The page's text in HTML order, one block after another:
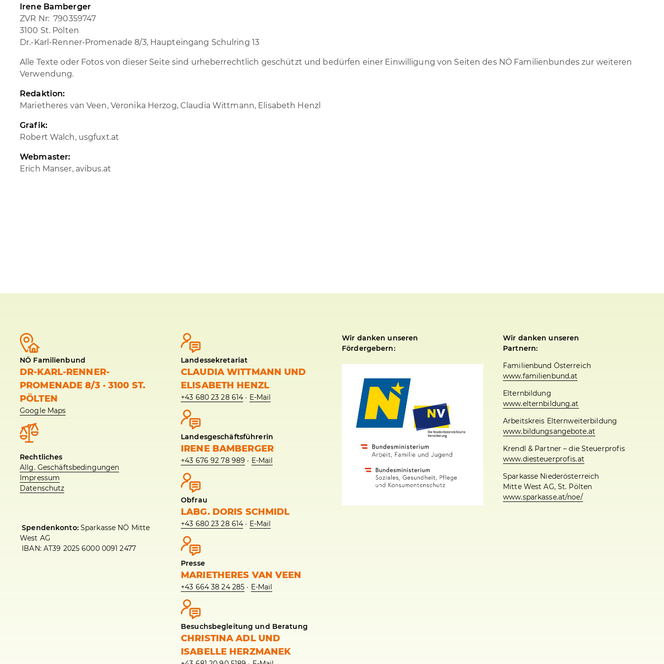
Irene Bamberger
ZVR Nr: 790359747
3100 St. Pölten
Dr.-Karl-Renner-Promenade 8/3, Haupteingang Schulring 13
Alle Texte oder Fotos von dieser Seite sind urheberrechtlich geschützt und bedürfen einer Einwilligung von Seiten des NÖ Familienbundes zur weiteren
Verwendung.
Redaktion:
Marietheres van Veen, Veronika Herzog, Claudia Wittmann, Elisabeth Henzl
Grafik:
Robert Walch, usgfuxt.at
Webmaster:
Erich Manser, avibus.at
NÖ Familienbund
DR-KARL-RENNER-
PROMENADE 8/3 · 3100 ST.
PÖLTEN
Google Maps
Rechtliches
Allg. Geschäftsbedingungen
Impressum
Datenschutz
Spendenkonto: Sparkasse NÖ Mitte
West AG
IBAN: AT39 2025 6000 0091 2477
Landessekretariat
CLAUDIA WITTMANN UND
ELISABETH HENZL
+43 680 23 28 614 · E-Mail
Landesgeschäftsführerin
IRENE BAMBERGER
+43 676 92 78 989 · E-Mail
Obfrau
LABG. DORIS SCHMIDL
+43 680 23 28 614 · E-Mail
Presse
MARIETHERES VAN VEEN
+43 664 38 24 285 · E-Mail
Besuchsbegleitung und Beratung
CHRISTINA ADL UND
ISABELLE HERZMANEK
Wir danken unseren
Fördergebern:
Wir danken unseren
Partnern:
Familienbund Österreich
www.familienbund.at
Elternbildung
www.elternbildung.at
Arbeitskreis Elternweiterbildung
www.bildungsangebote.at
Krendl & Partner – die Steuerprofis
www.diesteuerprofis.at
Sparkasse Niederösterreich
Mitte West AG, St. Pölten
www.sparkasse.at/noe/